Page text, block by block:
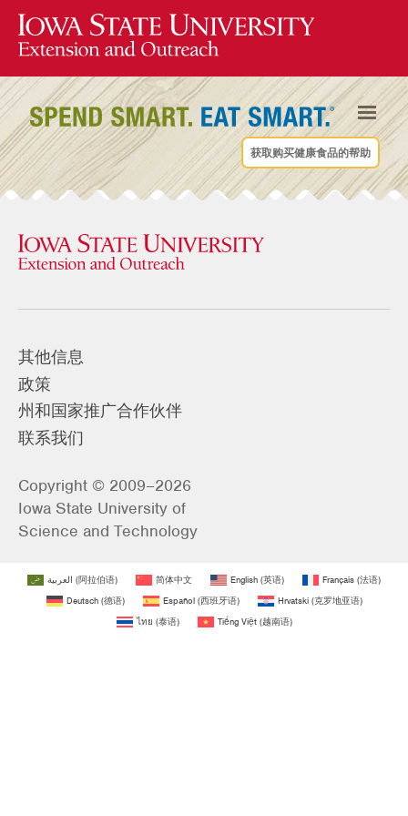
获取购买健康食品的帮助
其他信息
政策
州和国家推广合作伙伴
联系我们
Copyright © 2009–2026
Iowa State University of
Science and Technology
العربية (阿拉伯语) 简体中文 English (英语) Français (法语)
Deutsch(德语) Español(西班牙语) Hrvatski(克罗地亚语)
ไทย (泰语) Tiếng Việt(越南语)